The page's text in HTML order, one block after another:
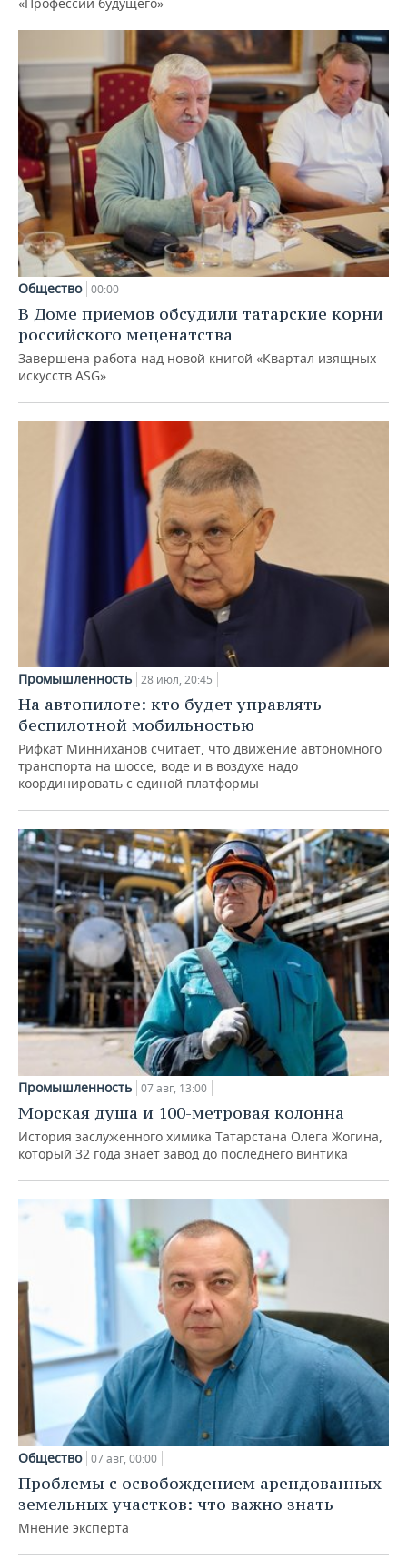
Общество 00:00
В Доме приемов обсудили татарские корни
российского меценатства
Завершена работа над новой книгой «Квартал изящных
искусств ASG»
Промышленность 28 июл, 20:45
На автопилоте: кто будет управлять
беспилотной мобильностью
Рифкат Минниханов считает, что движение автономного
транспорта на шоссе, воде и в воздухе надо
координировать с единой платформы
Промышленность 07 авг, 13:00
Морская душа и 100-метровая колонна
История заслуженного химика Татарстана Олега Жогина,
который 32 года знает завод до последнего винтика
Общество 07 авг, 00:00
Проблемы с освобождением арендованных
земельных участков: что важно знать
Мнение эксперта